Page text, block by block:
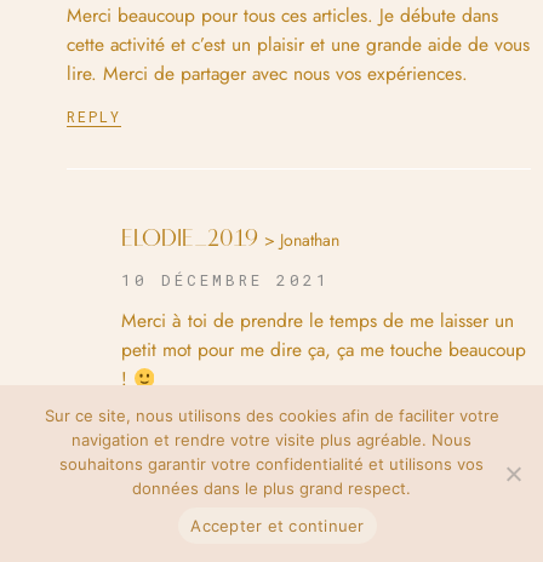
Merci beaucoup pour tous ces articles. Je débute dans
cette activité et c’est un plaisir et une grande aide de vous
lire. Merci de partager avec nous vos expériences.
REPLY
ELODIE_2019 > Jonathan
10 DÉCEMBRE 2021
Merci à toi de prendre le temps de me laisser un
petit mot pour me dire ça, ça me touche beaucoup
!
REPLY
Sur ce site, nous utilisons des cookies afin de faciliter votre
navigation et rendre votre visite plus agréable. Nous
souhaitons garantir votre confidentialité et utilisons vos
données dans le plus grand respect.
Accepter et continuer